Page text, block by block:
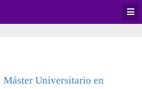
Máster Universitario en